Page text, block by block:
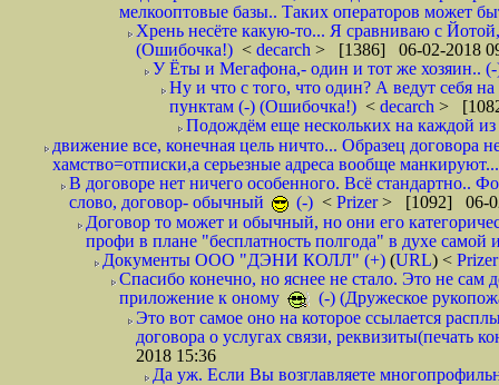
мелкооптовые базы.. Таких операторов может
Хрень несёте какую-то... Я сравниваю с
(Ошибочка!) < decarch > [1386] 06-02-2018
У Ёты и Мегафона,- один и тот же хозяин..
Ну и что с того, что один? А ведут себя
пунктам (-) (Ошибочка!) < decarch >
Подождём еще нескольких на каждой из
движение все, конечная цель ничто... Образец договора
хамство=отписки,а серьезные адреса вообще
В договоре нет ничего особенного. Всё стандартно..
слово, договор- обычный
(-) < Prizer> [1092] 06-
Договор то может и обычный, но они его
профи в плане "бесплатность полгода" в духе
Документы ООО "ДЭНИ КОЛЛ" (+) (URL) <
Спасибо конечно, но яснее не стало. Это не сам
приложение к оному
(-) (Дружеское
Это вот самое оно на которое ссылается
договора о услугах связи, реквизиты(печать
2018 15:36
Да уж. Если Вы возглавляете